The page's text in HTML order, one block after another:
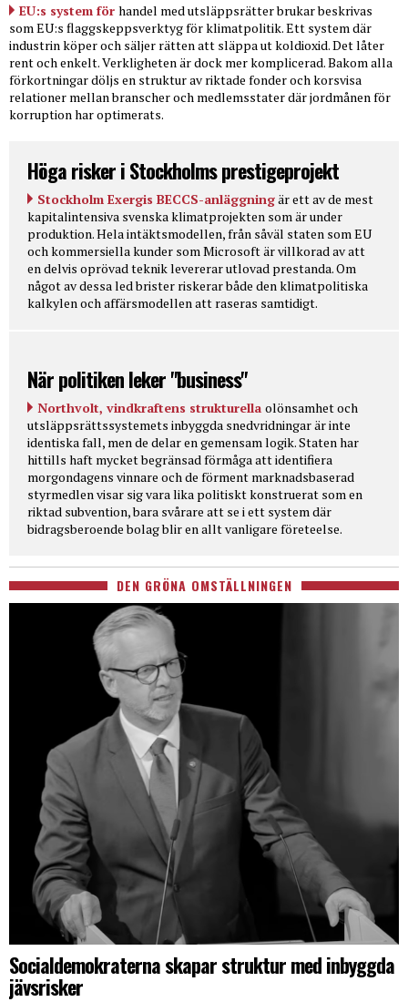
EU:s system för handel med utsläppsrätter brukar beskrivas
som EU:s flaggskeppsverktyg för klimatpolitik. Ett system där
industrin köper och säljer rätten att släppa ut koldioxid. Det låter
rent och enkelt. Verkligheten är dock mer komplicerad. Bakom alla
förkortningar döljs en struktur av riktade fonder och korsvisa
relationer mellan branscher och medlemsstater där jordmånen för
korruption har optimerats.
Höga risker i Stockholms prestigeprojekt
Stockholm Exergis BECCS-anläggningär ett av de mest
kapitalintensiva svenska klimatprojekten som är under
produktion. Hela intäktsmodellen, från såväl staten som EU
och kommersiella kunder som Microsoft är villkorad av att
en delvis oprövad teknik levererar utlovad prestanda. Om
något av dessa led brister riskerar både den klimatpolitiska
kalkylen och affärsmodellen att raseras samtidigt.
När politiken leker "business"
Northvolt, vindkraftens strukturella olönsamhet och
utsläppsrättssystemets inbyggda snedvridningar är inte
identiska fall, men de delar en gemensam logik. Staten har
hittills haft mycket begränsad förmåga att identifiera
morgondagens vinnare och de förment marknadsbaserad
styrmedlen visar sig vara lika politiskt konstruerat som en
riktad subvention, bara svårare att se i ett system där
bidragsberoende bolag blir en allt vanligare företeelse.
DEN GRÖNA OMSTÄLLNINGEN
Socialdemokraterna skapar struktur med inbyggda
jävsrisker